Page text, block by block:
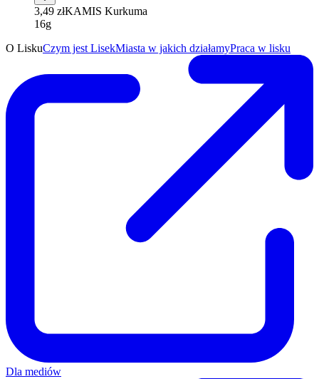
3,49 złKAMIS Kurkuma
16g
O LiskuCzym jest LisekMiasta w jakich działamyPraca w lisku
Dla mediów